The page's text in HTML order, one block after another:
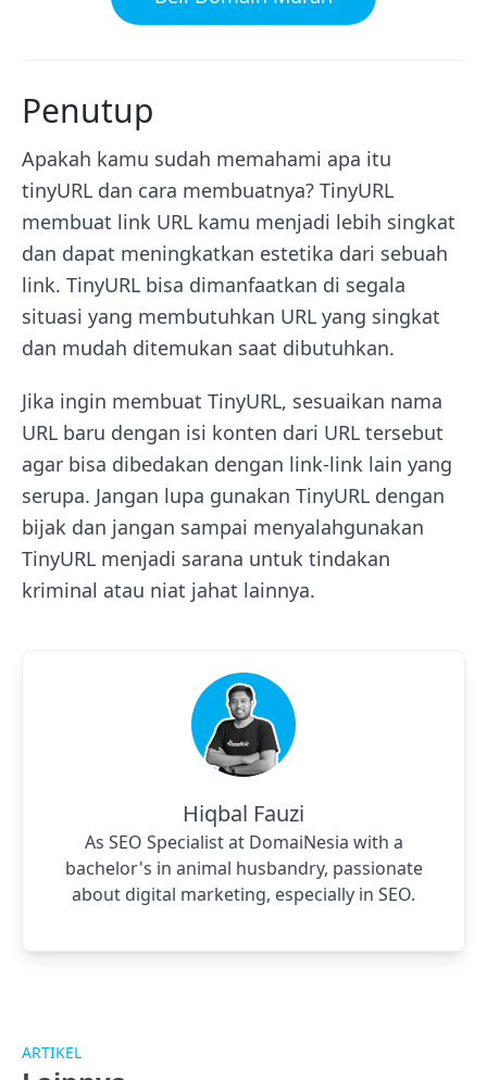
Penutup
Apakah kamu sudah memahami apa itu
tinyURL dan cara membuatnya? TinyURL
membuat link URL kamu menjadi lebih singkat
dan dapat meningkatkan estetika dari sebuah
link. TinyURL bisa dimanfaatkan di segala
situasi yang membutuhkan URL yang singkat
dan mudah ditemukan saat dibutuhkan.
Jika ingin membuat TinyURL, sesuaikan nama
URL baru dengan isi konten dari URL tersebut
agar bisa dibedakan dengan link-link lain yang
serupa. Jangan lupa gunakan TinyURL dengan
bijak dan jangan sampai menyalahgunakan
TinyURL menjadi sarana untuk tindakan
kriminal atau niat jahat lainnya.
Hiqbal Fauzi
As SEO Specialist at DomaiNesia with a
bachelor's in animal husbandry, passionate
about digital marketing, especially in SEO.
ARTIKEL